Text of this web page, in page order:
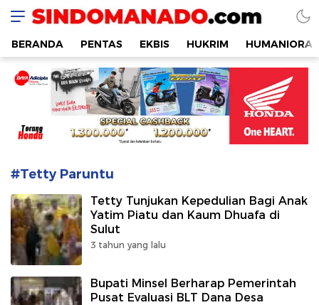
SINDOMANADO
Informatif dan Edukatif
BERANDA PENTAS EKBIS HUKRIM HUMANIORA
#Tetty Paruntu
Tetty Tunjukan Kepedulian Bagi Anak
Yatim Piatu dan Kaum Dhuafa di
Sulut
3 tahun yang lalu
Bupati Minsel Berharap Pemerintah
Pusat Evaluasi BLT Dana Desa